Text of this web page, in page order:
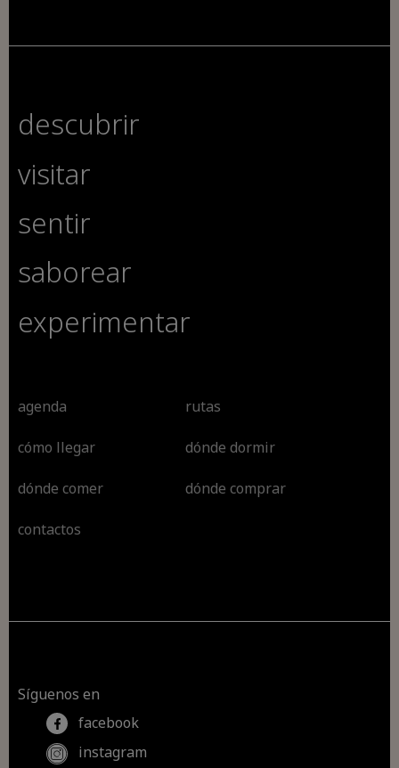
descubrir
visitar
sentir
saborear
experimentar
agenda rutas
cómo llegar dónde dormir
dónde comer dónde comprar
contactos
Síguenos en
facebook
instagram